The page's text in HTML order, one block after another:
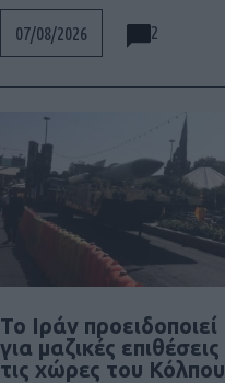
07/08/2026 2
Το Ιράν προειδοποιεί
για μαζικές επιθέσεις
τις χώρες του Κόλπου